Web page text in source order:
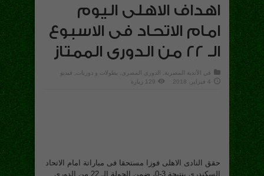
اهداف الاهلى اليوم
امام الاتحاد فى الاسبوع
الـ 22 من الدورى الممتاز
في الأندية المصرية الدورى المصرى بطولات و دوريات
فيديو
4 فبراير، 2018
129 زيارة
حقق النادى الاهلى فوزا مستحقا فى مباراتة امام الاتحاد
السكندري بنتيجة 3-0، ضمن الجولة الـ 22 من الدورى